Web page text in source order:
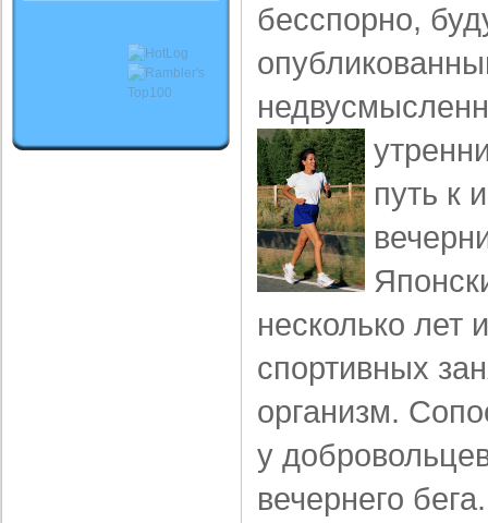
бесспорно,
путь к
несколько лет
спортивных
организм.
у
вечернего